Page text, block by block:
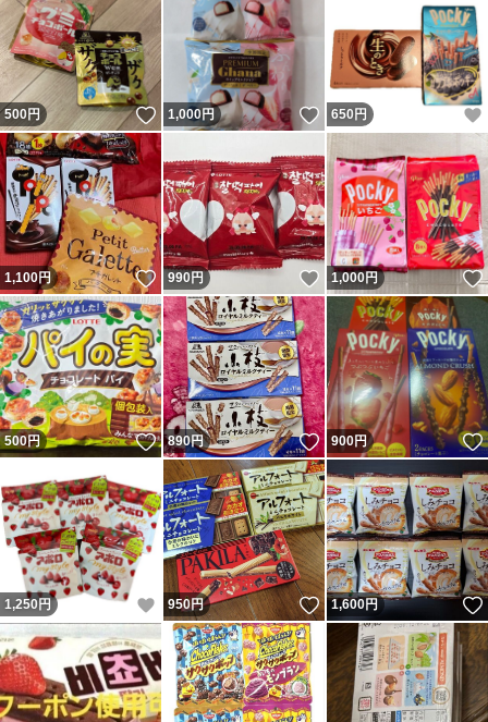
500円 いいね！
1,000円 いいね！
650 円
1,100円 いいね！
990円 いいね！
1,000円
500円 いいね！
890円 いいね！
900円
1,250円 いいね！
950円 いいね！
1,600円